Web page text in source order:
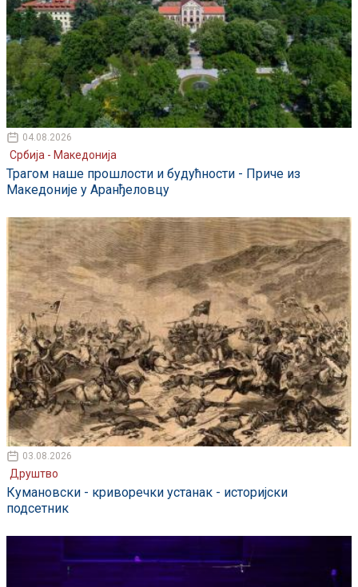
04.08.2026
Србија - Македонија
Трагом наше прошлости и будућности - Приче из
Македоније у Аранђеловцу
03.08.2026
Друштво
Кумановски - криворечки устанак - историјски
подсетник